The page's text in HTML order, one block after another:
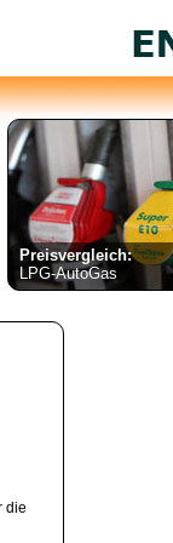
Preisvergleich:
LPG-AutoGas
die